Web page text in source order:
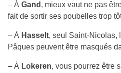
– À Gand , mieux vaut ne pas
fait de sortir ses poubelles trop
– À Hasselt, seul Saint-Nicolas,
Pâques peuvent être masqués
– À Lokeren, vous pourrez être